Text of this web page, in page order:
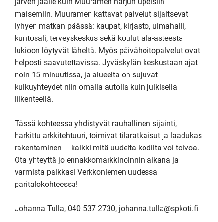
maisemiin. Muuramen kattavat palvelut sijaitsevat
lyhyen matkan päässä: kaupat, kirjasto, uimahalli,
kuntosali, terveyskeskus sekä koulut ala-asteesta
lukioon löytyvät läheltä. Myös päivähoitopalvelut ovat
helposti saavutettavissa. Jyväskylän keskustaan ajat
noin 15 minuutissa, ja alueelta on sujuvat
kulkuyhteydet niin omalla autolla kuin julkisella
liikenteellä.
Tässä kohteessa yhdistyvät rauhallinen sijainti,
harkittu arkkitehtuuri, toimivat tilaratkaisut ja laadukas
rakentaminen – kaikki mitä uudelta kodilta voi toivoa.
Ota yhteyttä jo ennakkomarkkinoinnin aikana ja
varmista paikkasi Verkkoniemen uudessa
paritalokohteessa!
Johanna Tulla, 040 537 2730, johanna.tulla@spkoti.fi